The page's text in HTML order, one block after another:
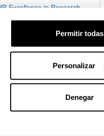
Permitir todas
Personalizar
Denegar
Excellence in Research